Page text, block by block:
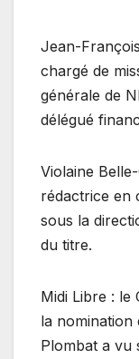
Jean-
chargé de
générale de
délégué
Violaine
rédactrice en
sous la
du titre.
Midi Libre : le
la nomination
Plombat a vu